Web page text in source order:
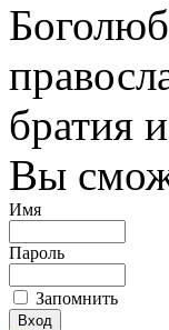
братия
Вы
Имя
Пароль
Запомнить